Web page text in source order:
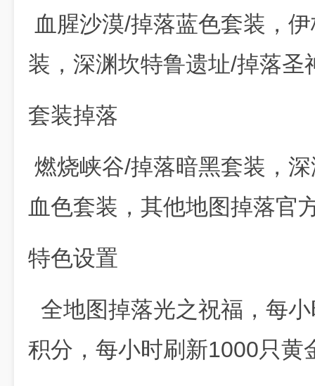
血腥沙漠/掉落蓝色套装，
装，深渊坎特鲁遗址/掉落圣
套装掉落
燃烧峡谷/掉落暗黑套装，
血色套装，其他地图掉落官
特色设置
全地图掉落光之祝福，每
积分，每小时刷新1000只黄